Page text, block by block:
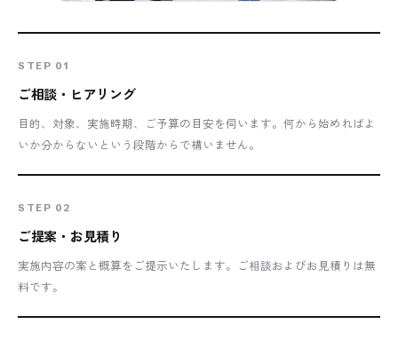
STEP 01
ご相談・ヒアリング
目的、対象、実施時期、ご予算の目安を伺います。何から始めればよ
いか分からないという段階からで構いません。
STEP 02
ご提案・お見積り
実施内容の案と概算をご提示いたします。ご相談およびお見積りは無
料です。